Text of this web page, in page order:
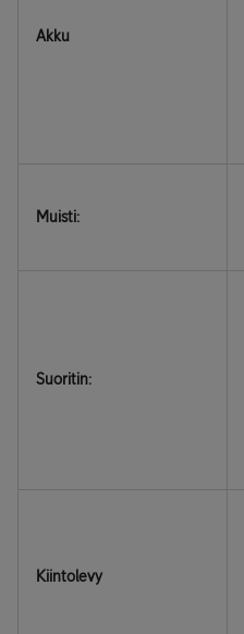
Akku
Muisti:
Suoritin:
Kiintolevy